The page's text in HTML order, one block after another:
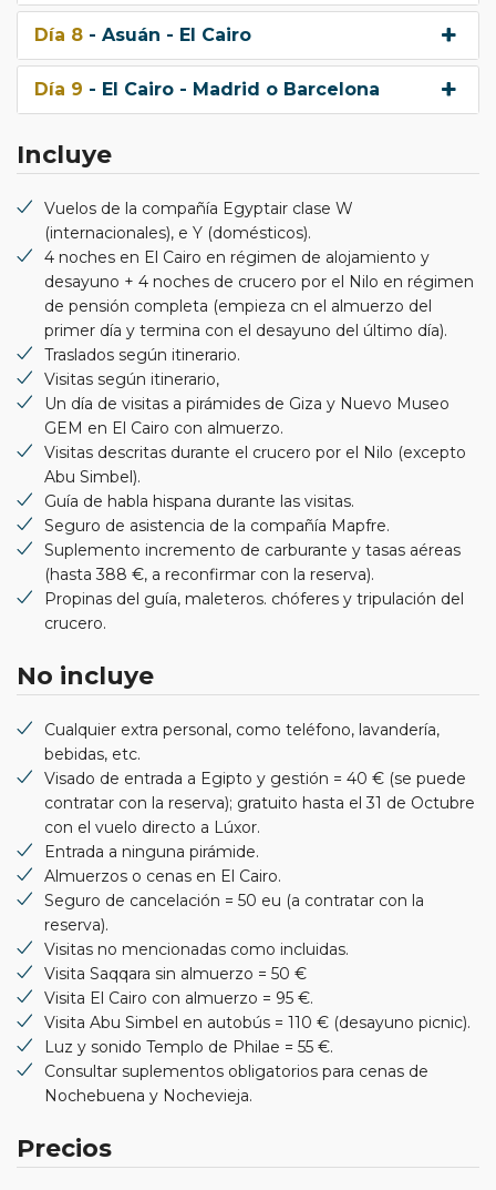
Día 8 - Asuán - El Cairo
Día 9 - El Cairo - Madrid o Barcelona
Incluye
Vuelos de la compañía Egyptair clase W
(internacionales), e Y (domésticos).
4 noches en El Cairo en régimen de alojamiento y
desayuno + 4 noches de crucero por el Nilo en régimen
de pensión completa (empieza cn el almuerzo del
primer día y termina con el desayuno del último día).
Traslados según itinerario.
Visitas según itinerario,
Un día de visitas a pirámides de Giza y Nuevo Museo
GEM en El Cairo con almuerzo.
Visitas descritas durante el crucero por el Nilo (excepto
Abu Simbel).
Guía de habla hispana durante las visitas.
Seguro de asistencia de la compañía Mapfre.
Suplemento incremento de carburante y tasas aéreas
(hasta 388 €, a reconfirmar con la reserva).
Propinas del guía, maleteros. chóferes y tripulación del
crucero.
No incluye
Cualquier extra personal, como teléfono, lavandería,
bebidas, etc.
Visado de entrada a Egipto y gestión = 40 € (se puede
contratar con la reserva); gratuito hasta el 31 de Octubre
con el vuelo directo a Lúxor.
Entrada a ninguna pirámide.
Almuerzos o cenas en El Cairo.
Seguro de cancelación = 50 eu (a contratar con la
reserva).
Visitas no mencionadas como incluidas.
Visita Saqqara sin almuerzo = 50 €
Visita El Cairo con almuerzo = 95 €.
Visita Abu Simbel en autobús = 110 € (desayuno picnic).
Luz y sonido Templo de Philae = 55 €.
Consultar suplementos obligatorios para cenas de
Nochebuena y Nochevieja.
Precios